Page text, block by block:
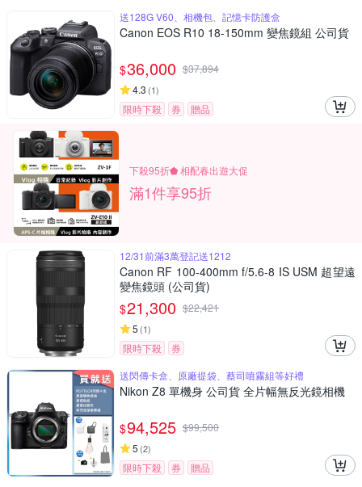
送128G V60、相機包、記憶卡防護盒
Canon EOS R10 18-150mm 變焦鏡組 公司貨
$36,000 $37,894
4.3 (1)
限時下殺 券 贈品
下殺95折⬟ 相配春出遊大促
滿1件享95折
12/31前滿3萬登記送1212
Canon RF 100-400mm f/5.6-8 IS USM 超望遠
變焦鏡頭 (公司貨)
$21,300 $22,421
5 (1)
限時下殺
券
送閃傳卡盒、原廠提袋、蔡司噴霧組等好禮
Nikon Z8 單機身 公司貨 全片幅無反光鏡相機
$94,525 $99,500
5 (2)
限時下殺 券
贈品